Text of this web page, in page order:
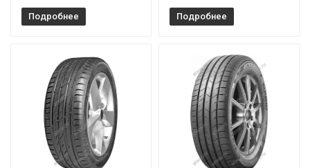
Подробнее Подробнее